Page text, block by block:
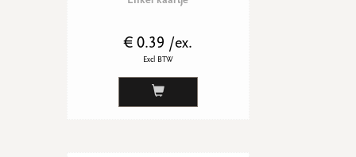
€ 0.39 /ex.
Excl BTW